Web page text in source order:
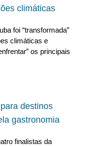
climáticas
foi “transformada”
climáticas e
os principais
destinos
gastronomia
finalistas da